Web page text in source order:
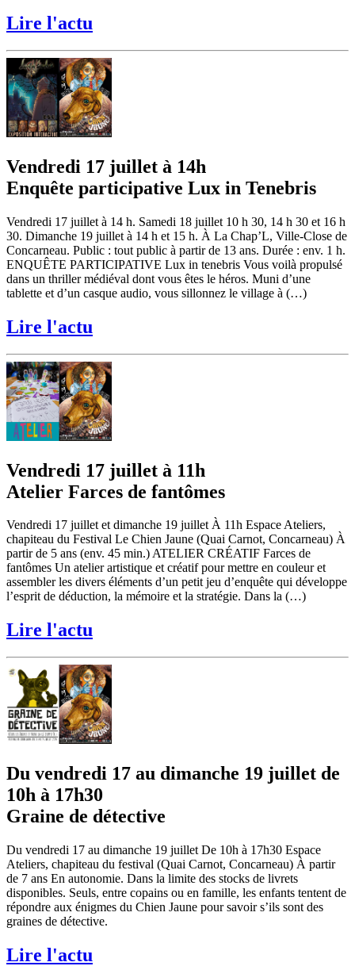
Lire l'actu
Vendredi 17 juillet à 14h
Enquête participative Lux in Tenebris
Vendredi 17 juillet à 14 h. Samedi 18 juillet 10 h 30, 14 h 30 et 16 h
30. Dimanche 19 juillet à 14 h et 15 h. À La Chap’L, Ville-Close de
Concarneau. Public : tout public à partir de 13 ans. Durée : env. 1 h.
ENQUÊTE PARTICIPATIVE Lux in tenebris Vous voilà propulsé
dans un thriller médiéval dont vous êtes le héros. Muni d’une
tablette et d’un casque audio, vous sillonnez le village à (…)
Lire l'actu
Vendredi 17 juillet à 11h
Atelier Farces de fantômes
Vendredi 17 juillet et dimanche 19 juillet À 11h Espace Ateliers,
chapiteau du Festival Le Chien Jaune (Quai Carnot, Concarneau) À
partir de 5 ans (env. 45 min.) ATELIER CRÉATIF Farces de
fantômes Un atelier artistique et créatif pour mettre en couleur et
assembler les divers éléments d’un petit jeu d’enquête qui développe
l’esprit de déduction, la mémoire et la stratégie. Dans la (…)
Lire l'actu
Du vendredi 17 au dimanche 19 juillet de
10h à 17h30
Graine de détective
Du vendredi 17 au dimanche 19 juillet De 10h à 17h30 Espace
Ateliers, chapiteau du festival (Quai Carnot, Concarneau) À partir
de 7 ans En autonomie. Dans la limite des stocks de livrets
disponibles. Seuls, entre copains ou en famille, les enfants tentent de
répondre aux énigmes du Chien Jaune pour savoir s’ils sont des
graines de détective.
Lire l'actu